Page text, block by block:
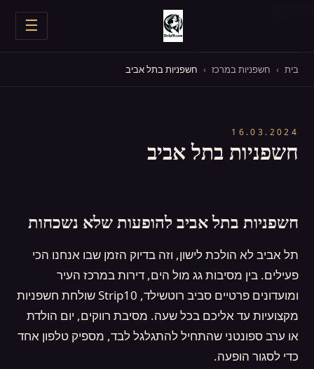
☰
חשפניות בצפון
יום הולדת
עד הבית
מסיבת גירושין
איך מזמינים
בית › חשפניות במרכז › חשפניות בתל אביב
16.03.2024
חשפניות בתל אביב
חשפניות בתל אביב להופעות שלא נשכחות
תל אביב לא הולכת לישון, וזה בדיוק הזמן שבו אנחנו הכי
פעילים. בין מסיבות גג מול הים, דירות במרכז העיר
ומועדונים פרטיים סביב רוטשילד, Strip10 שולחת חשפניות
מקצועיות עד אליכם בכל שעה. מסיבת רווקים, יום הולדת
או ערב ספונטני שהתחיל להתגלגל לבד, מספיק טלפון אחד
כדי לסגור הופעה.